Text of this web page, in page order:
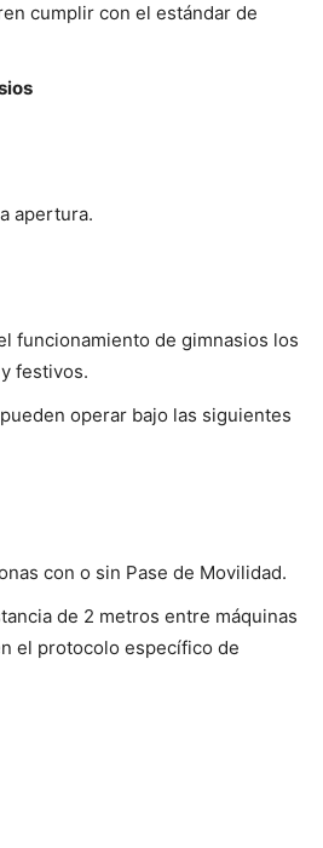
cumplir con el estándar de
apertura.
funcionamiento de gimnasios los
festivos.
operar bajo las siguientes
con o sin Pase de Movilidad.
de 2 metros entre máquinas
el protocolo específico de